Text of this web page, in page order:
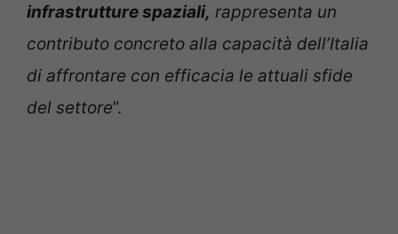
infrastrutture spaziali, rappresenta un
contributo concreto alla capacità dell’Italia
di affrontare con efficacia le attuali sfide
del settore”.